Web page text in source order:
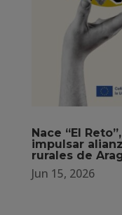
Nace “El
impulsar
rurales de
Jun 15, 2026